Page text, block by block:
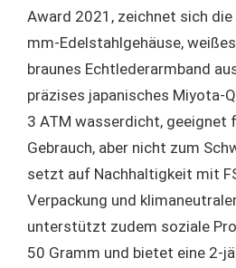
Award 2021, zeichnet sich die
mm-Edelstahlgehäuse,
braunes Echtlederarmband
präzises japanisches Miyota-
3 ATM wasserdicht, geeignet
Gebrauch, aber nicht zum
setzt auf Nachhaltigkeit mit
Verpackung und
unterstützt zudem soziale
50 Gramm und bietet eine 2-